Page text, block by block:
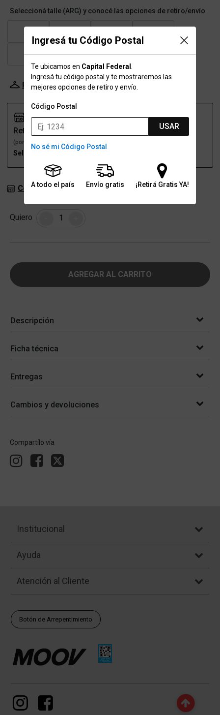
Ingresá tu Código Postal
Te ubicamos en Capital Federal
Ingresá tu código postal y te mostraremos las
mejores opciones de retiro y envío.
Código Postal
USAR
No sé mi Código Postal
A todo el país Envío gratis ¡Retirá Gratis YA!
Seleccioná talle (ARG) y conocé las opciones de retiro/envío
XS
XL XXL
Probador Virtual Tabla de talles
Retiro
(por una sucursal)
Seleccioná talle
Consultar stock en sucursales
Quiero Cantidad
AGREGAR AL CARRITO
Descripción
Ficha técnica
Entregas
Cambios y devoluciones
Compartílo vía
Institucional
Ayuda
Atención al Cliente
Botón de Arrepentimiento